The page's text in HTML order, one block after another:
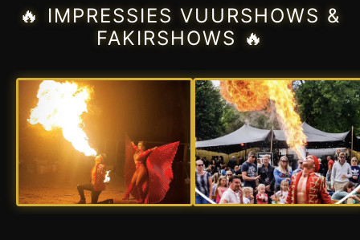
🔥 IMPRESSIES VUURSHOWS &
FAKIRSHOWS 🔥